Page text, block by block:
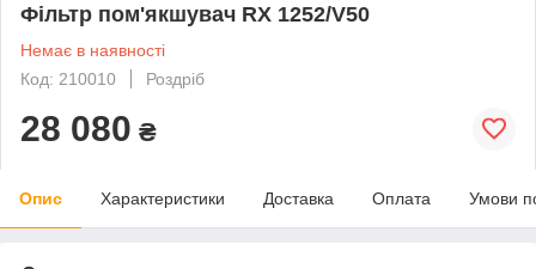
Фільтр пом'якшувач RX 1252/V50
Немає в наявності
Код: 210010
Роздріб
28 080 ₴
Опис Характеристики Доставка Оплата Умови